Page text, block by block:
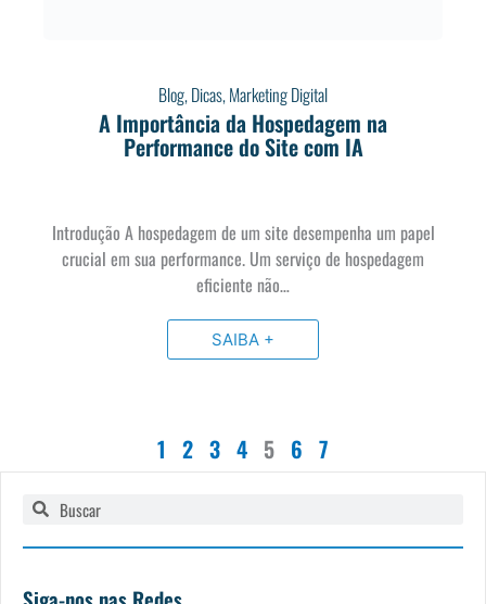
Blog,Dicas,Marketing Digital
A Importância da Hospedagem na
Performance do Site com IA
Introdução A hospedagem de um site desempenha um papel
crucial em sua performance. Um serviço de hospedagem
eficiente não…
SAIBA +
1 2 3 4 5 6 7
Pesquisar
Pesquisar